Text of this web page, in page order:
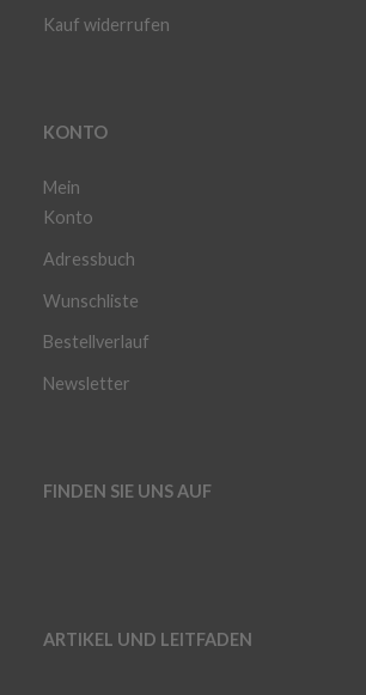
Kauf widerrufen
KONTO
Mein
Konto
Adressbuch
Wunschliste
Bestellverlauf
Newsletter
FINDEN SIE UNS AUF
ARTIKEL UND LEITFADEN